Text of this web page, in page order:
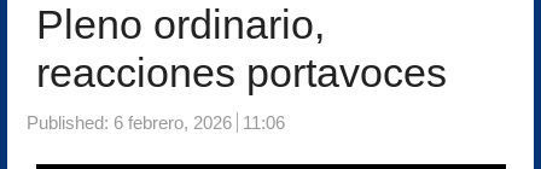
Pleno ordinario,
reacciones portavoces
Published: 6 febrero, 2026 11:06